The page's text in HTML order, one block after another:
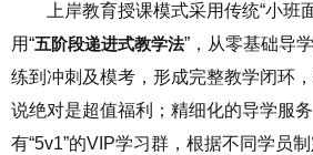
上岸教育授课模式采用传统“小班
用“五阶段递进式教学法”，从零基础导
练到冲刺及模考，形成完整教学闭环
说绝对是超值福利；精细化的导学服
有“5v1”的VIP学习群，根据不同学员